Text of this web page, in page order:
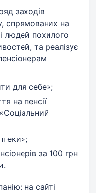
заходів
спрямованих на
людей похилого
та реалізує
для себе»;
на пенсії
за 100 грн
на сайті